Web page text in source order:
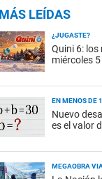
LEÍDAS
¿JUGASTE?
Quini 6: los
miércoles
EN MENOS DE
Nuevo
es el valor
MEGAOBRA